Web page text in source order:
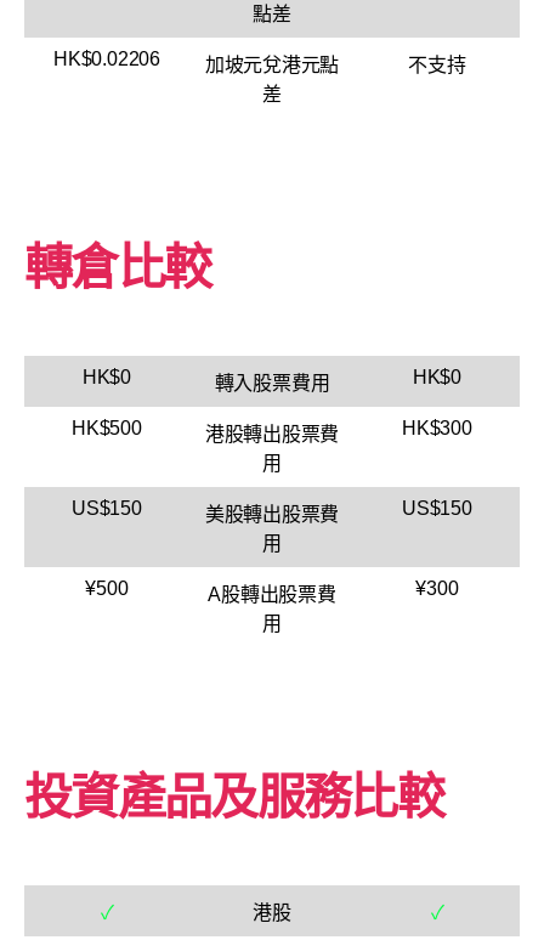
點差
HK$0.02206
加坡元兌港元點
差
不支持
轉倉比較
HK$0 轉入股票費用 HK$0
HK$500
港股轉出股票費
用
HK$300
US$150
美股轉出股票費
用
US$150
¥500
A股轉出股票費
用
¥300
投資產品及服務比較
✓ 港股 ✓